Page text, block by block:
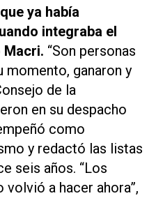
ya había
integraba el
Macri. “Son personas
momento, ganaron y
de la
en su despacho
como
y redactó las listas
seis años. “Los
a hacer ahora”,